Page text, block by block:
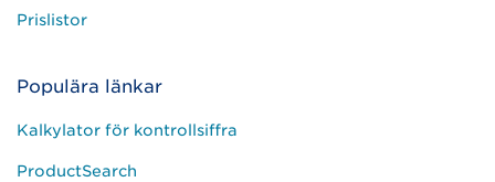
Prislistor
Populära länkar
Kalkylator för kontrollsiffra
ProductSearch